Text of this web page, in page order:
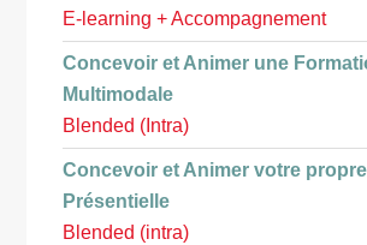
E-learning + Accompagnement
Concevoir et Animer une
Multimodale
Blended (Intra)
Concevoir et Animer votre
Présentielle
Blended (intra)